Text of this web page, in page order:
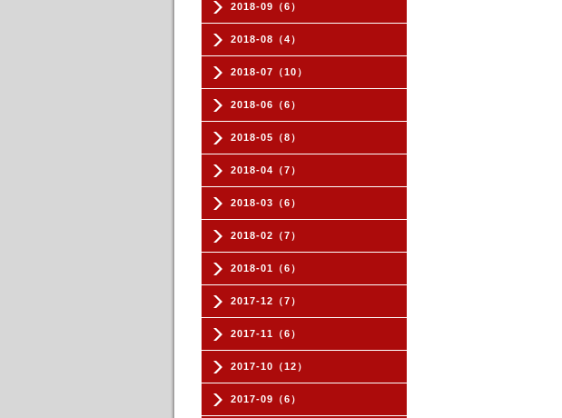
2018-09（6）
2018-08（4）
2018-07（10）
2018-06（6）
2018-05（8）
2018-04（7）
2018-03（6）
2018-02（7）
2018-01（6）
2017-12（7）
2017-11（6）
2017-10（12）
2017-09（6）